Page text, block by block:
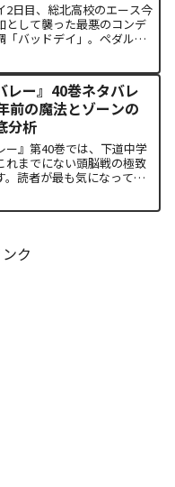
2日目、総北高校のエース今
として襲った最悪のコンデ
「バッドデイ」。ペダルを
た驚くべき行動が描かれま
限界や競技...
レー』40巻ネタバレ
前の魔法とゾーンの
分析
ー』第40巻では、下道中学
れまでにない頭脳戦の極致
。読者が最も気になってい
ク